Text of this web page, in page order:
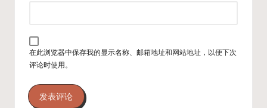
在此浏览器中保存我的显示名称、邮箱地址和网站地址，以便下次
评论时使用。